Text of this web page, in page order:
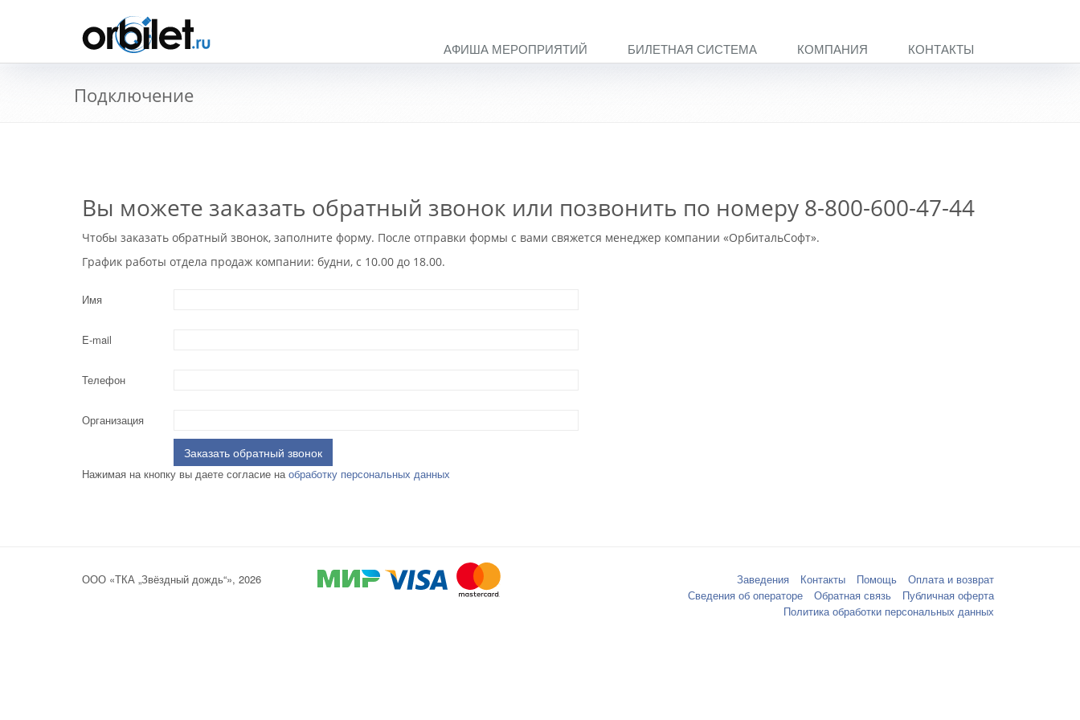
АФИША МЕРОПРИЯТИЙ БИЛЕТНАЯ СИСТЕМА КОМПАНИЯ КОНТАКТЫ
Подключение
Вы можете заказать обратный звонок или позвонить по номеру 8-800-600-47-44
Чтобы заказать обратный звонок, заполните форму. После отправки формы с вами свяжется менеджер компании «ОрбитальСофт».
График работы отдела продаж компании: будни, с 10.00 до 18.00.
Имя
E-mail
Телефон
Организация
Заказать обратный звонок
Нажимая на кнопку вы даете согласие наобработку персональных данных
ООО «ТКА „Звёздный дождь“», 2026 Заведения Контакты Помощь
Оплата и возврат
Сведения об операторе
Обратная связь
Публичная оферта
Политика обработки персональных данных